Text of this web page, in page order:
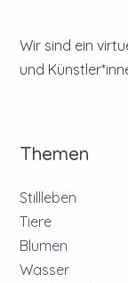
Wir sind ein
und
Themen
Stillleben
Tiere
Blumen
Wasser